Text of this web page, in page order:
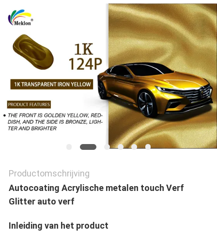
PRIVACYBELEID
Productomschrijving
Autocoating Acrylische metalen touch Verf
Glitter auto verf
Inleiding van het product